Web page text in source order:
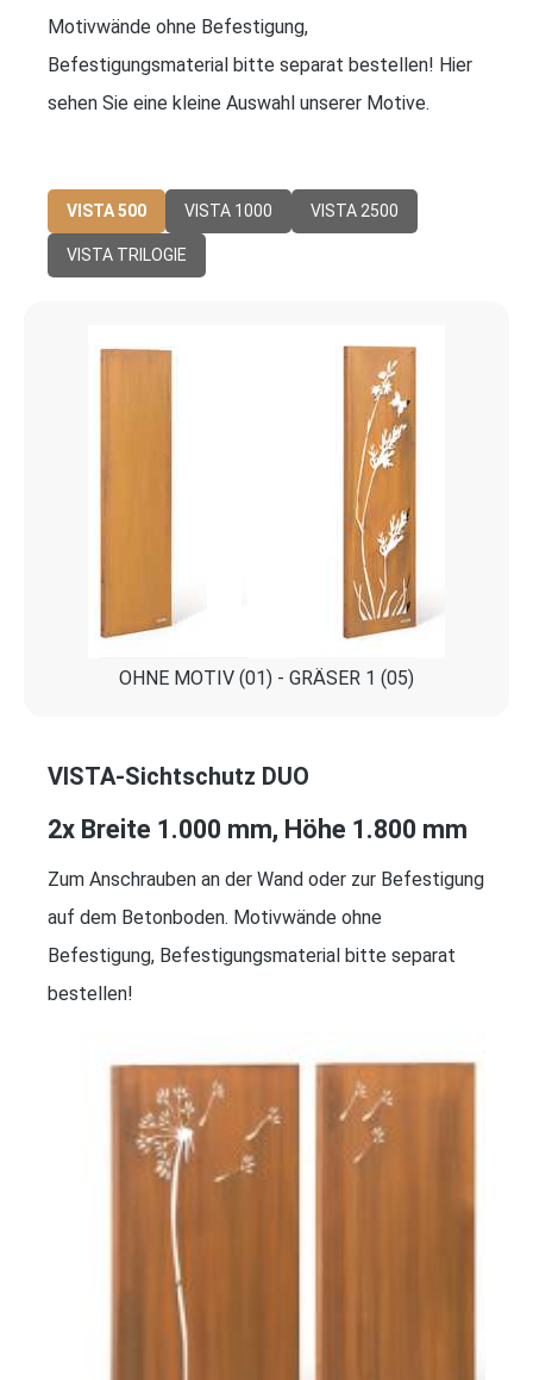
Motivwände ohne Befestigung,
Befestigungsmaterial bitte separat bestellen! Hier
sehen Sie eine kleine Auswahl unserer Motive.
VISTA 500 VISTA 1000 VISTA 2500
VISTA TRILOGIE
OHNE MOTIV (01) - GRÄSER 1 (05)
VISTA-Sichtschutz DUO
2x Breite 1.000 mm, Höhe 1.800 mm
Zum Anschrauben an der Wand oder zur Befestigung
auf dem Betonboden. Motivwände ohne
Befestigung, Befestigungsmaterial bitte separat
bestellen!